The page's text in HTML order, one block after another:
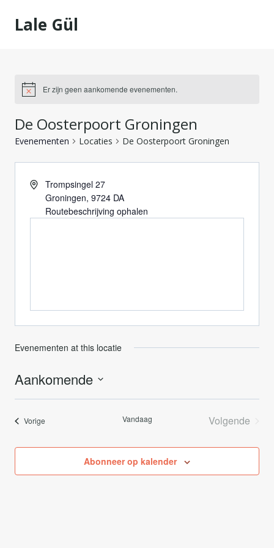
naarLale Gül
Er zijn geen aankomende evenementen.
De Oosterpoort Groningen
Evenementen Locaties De Oosterpoort Groningen
Trompsingel 27
Groningen, 9724 DA
Routebeschrijving ophalen
Evenementen at this locatie
Aankomende
Selecteer
datum.
Vorige Vandaag
Volgende
Abonneer op kalender